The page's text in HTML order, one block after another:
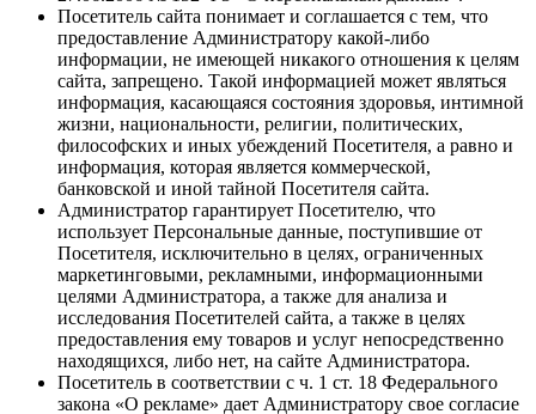
Посетитель сайта понимает и соглашается с тем, что
предоставление Администратору какой-либо
информации, не имеющей никакого отношения к целям
сайта, запрещено. Такой информацией может являться
информация, касающаяся состояния здоровья, интимной
жизни, национальности, религии, политических,
философских и иных убеждений Посетителя, а равно и
информация, которая является коммерческой,
банковской и иной тайной Посетителя сайта.
Администратор гарантирует Посетителю, что
использует Персональные данные, поступившие от
Посетителя, исключительно в целях, ограниченных
маркетинговыми, рекламными, информационными
целями Администратора, а также для анализа и
исследования Посетителей сайта, а также в целях
предоставления ему товаров и услуг непосредственно
находящихся, либо нет, на сайте Администратора.
Посетитель в соответствии с ч. 1 ст. 18 Федерального
закона «О рекламе» дает Администратору свое согласие